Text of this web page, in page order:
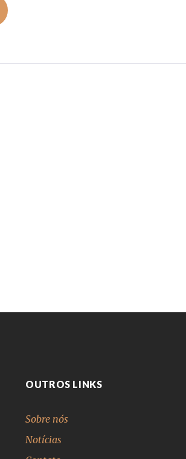
OUTROS LINKS
Sobre nós
Notícias